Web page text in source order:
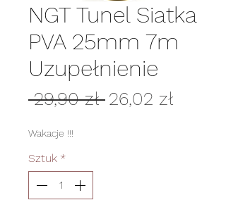
NGT Tunel Siatka
PVA 25mm 7m
Uzupełnienie
29,90 zł Regularna
26,02 zł
Wakacje !!!
Sztuk *